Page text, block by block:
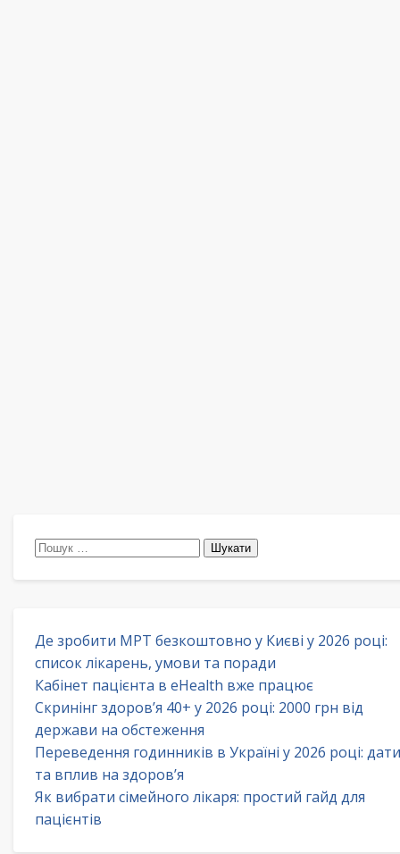
Пошук:
Де зробити МРТ безкоштовно у Києві у 2026 році:
список лікарень, умови та поради
Кабінет пацієнта в eHealth вже працює
Скринінг здоров’я 40+ у 2026 році: 2000 грн від
держави на обстеження
Переведення годинників в Україні у 2026 році: дати
та вплив на здоров’я
Як вибрати сімейного лікаря: простий гайд для
пацієнтів